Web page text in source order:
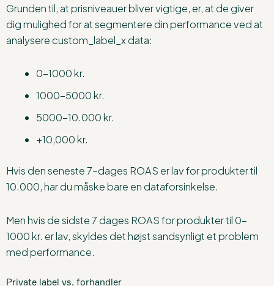
Grunden til, at prisniveauer bliver vigtige, er, at de giver
dig mulighed for at segmentere din performance ved at
analysere custom_label_x data:
0-1000 kr.
1000-5000 kr.
5000-10.000 kr.
+10,000 kr.
Hvis den seneste 7-dages ROAS er lav for produkter til
10.000, har du måske bare en dataforsinkelse.
Men hvis de sidste 7 dages ROAS for produkter til 0-
1000 kr. er lav, skyldes det højst sandsynligt et problem
med performance.
Private label vs. forhandler